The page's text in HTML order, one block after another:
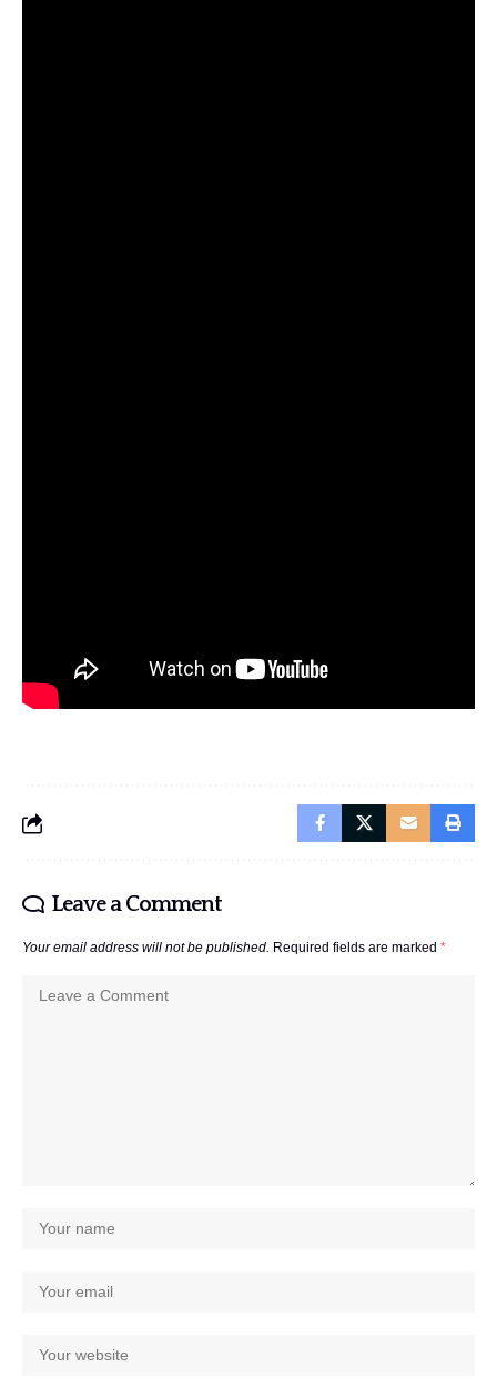
Leave a Comment
Your email address will not be published. Required fields are marked *